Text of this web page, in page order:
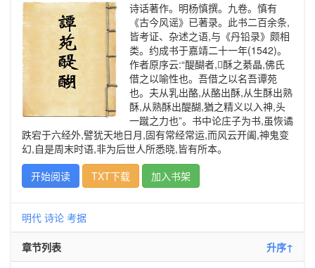
诗话著作。明杨慎撰。九卷。慎有
《古今风谣》已著录。此书二百余条,
皆考证、杂述之语,与《丹铅录》颇相
类。约成书于嘉靖二十一年(1542)。
作者原序云:“醍醐者,酥之綦晶,佛氏
借之以喻性也。吾借之以名吾谭苑
也。夫从乳出酪,从酪出酥,从生酥出熟
酥,从熟酥出醍醐,猶之精义以入神,头
一蹴之力也”。书中论庄子为书,虽恢谲
跌宕于六经外,譬犹天地日月,固有常经常运,而风云开阖,神鬼变
幻,自是周末时语,非为后世人所悉晓,皆有所本。
开始阅读
TXT下载 加入书架
明代 诗论 考据
章节列表 升序↑